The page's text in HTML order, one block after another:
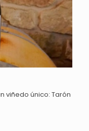
viñedo único: Tarón